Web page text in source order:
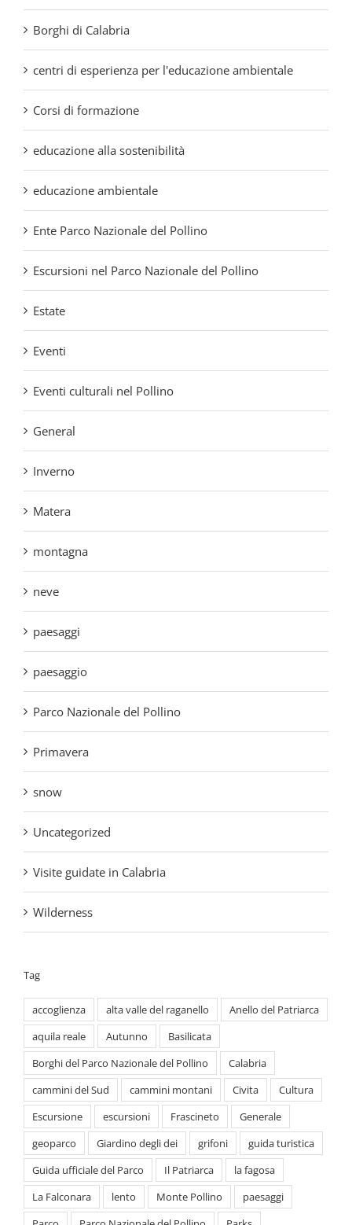
centri di esperienza per l'educazione ambientale
Corsi di formazione
educazione alla sostenibilità
educazione ambientale
Ente Parco Nazionale del Pollino
Escursioni nel Parco Nazionale del Pollino
Estate
Eventi
Eventi culturali nel Pollino
General
Inverno
Matera
montagna
neve
paesaggi
paesaggio
Parco Nazionale del Pollino
Primavera
snow
Uncategorized
Visite guidate in Calabria
Wilderness
accoglienza
aquila reale
Autunno
Basilicata
Borghi del Parco Nazionale del Pollino
cammini del Sud
cammini montani Civita
Escursione
escursioni Frascineto
Generale
geoparco
Giardino degli dei grifoni
guida turistica
Guida ufficiale del Parco
Il Patriarca
la fagosa
La Falconara
lento Monte Pollino
paesaggi
Parco
Parco Nazionale del Pollino
Parks
Patrimonio culturale italiano
piano ruggio